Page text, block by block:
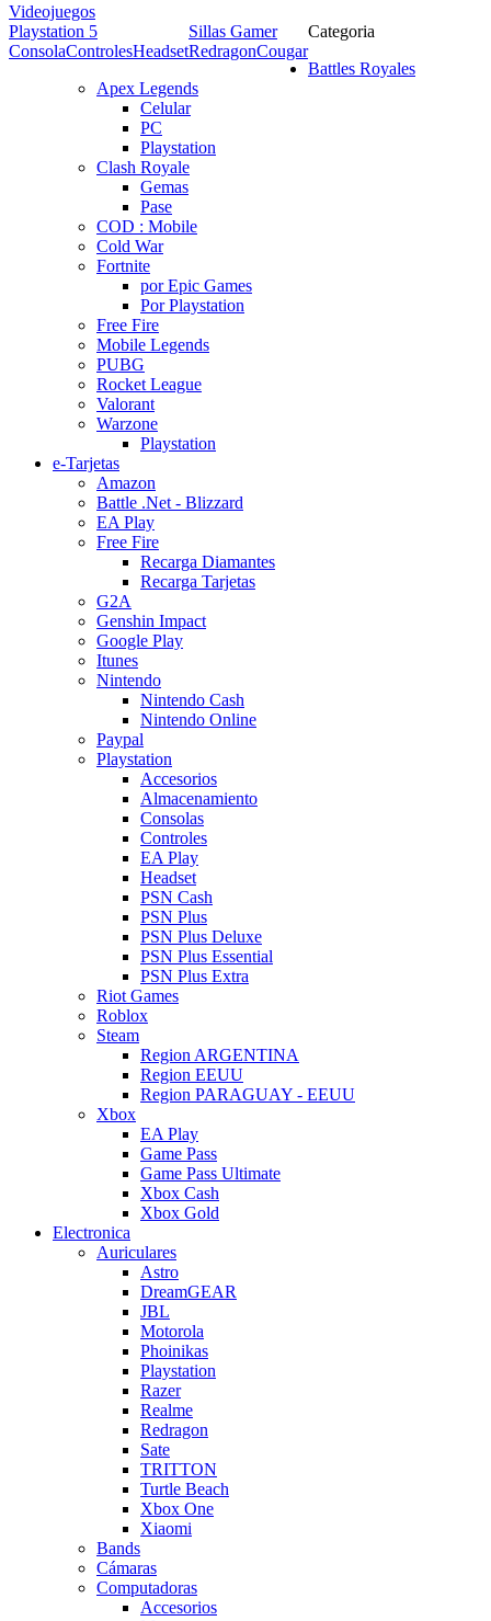
Videojuegos
Playstation 5
ConsolaControlesHeadset
Sillas Gamer
RedragonCougar
Categoria
Battles Royales
Apex Legends
Celular
PC
Playstation
Clash Royale
Gemas
Pase
COD : Mobile
Cold War
Fortnite
por Epic Games
Por Playstation
Free Fire
Mobile Legends
PUBG
Rocket League
Valorant
Warzone
Playstation
e-Tarjetas
Amazon
Battle .Net - Blizzard
EA Play
Free Fire
Recarga Diamantes
Recarga Tarjetas
G2A
Genshin Impact
Google Play
Itunes
Nintendo
Nintendo Cash
Nintendo Online
Paypal
Playstation
Accesorios
Almacenamiento
Consolas
Controles
EA Play
Headset
PSN Cash
PSN Plus
PSN Plus Deluxe
PSN Plus Essential
PSN Plus Extra
Riot Games
Roblox
Steam
Region ARGENTINA
Region EEUU
Region PARAGUAY - EEUU
Xbox
EA Play
Game Pass
Game Pass Ultimate
Xbox Cash
Xbox Gold
Electronica
Auriculares
Astro
DreamGEAR
JBL
Motorola
Phoinikas
Playstation
Razer
Realme
Redragon
Sate
TRITTON
Turtle Beach
Xbox One
Xiaomi
Bands
Cámaras
Computadoras
Accesorios